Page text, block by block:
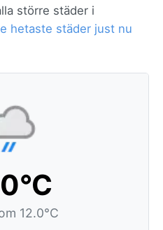
större städer i
hetaste städer just nu
12.0°C